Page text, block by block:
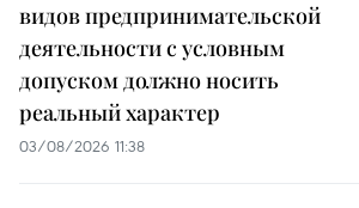
видов предпринимательской
деятельности с условным
допуском должно носить
реальный характер
03/08/2026 11:38